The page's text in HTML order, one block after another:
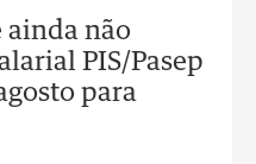
ainda não
PIS/Pasep
para